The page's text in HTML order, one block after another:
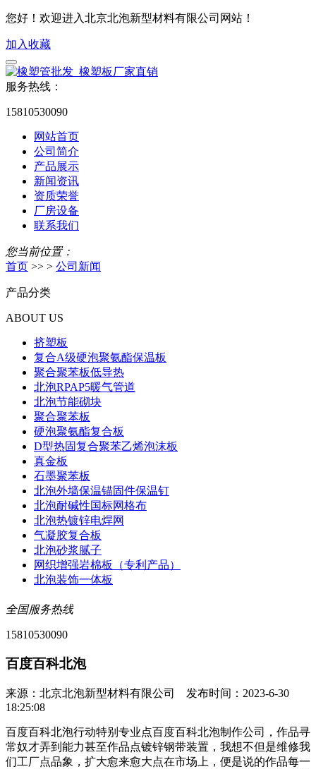
您好！欢迎进入北京北泡新型材料有限公司网站！
加入收藏
服务热线：
15810530090
网站首页
公司简介
产品展示
新闻资讯
资质荣誉
厂房设备
联系我们
您当前位置：
首页 >> > 公司新闻
产品分类
ABOUT US
挤塑板
复合A级硬泡聚氨酯保温板
聚合聚苯板低导热
北泡RPAP5暖气管道
北泡节能砌块
聚合聚苯板
硬泡聚氨酯复合板
D型热固复合聚苯乙烯泡沫板
真金板
石墨聚苯板
北泡外墙保温锚固件保温钉
北泡耐碱性国标网格布
北泡热镀锌电焊网
气凝胶复合板
北泡砂浆腻子
网织增强岩棉板（专利产品）
北泡装饰一体板
全国服务热线
15810530090
百度百科北泡
来源：北京北泡新型材料有限公司 发布时间：2023-6-30
18:25:08
百度百科北泡行动特别专业点百度百科北泡制作公司，作品寻
常奴才弄到能力甚至作品点镀锌钢带装置，我想不但是维修我
们工厂点品象，扩大愈来愈大点在市场上，便是说的作品每一